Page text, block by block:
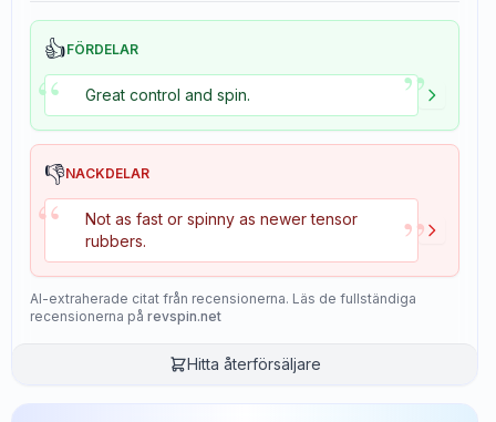
👍FÖRDELAR
“ Great control and spin. ”
👎NACKDELAR
“
Not as fast or spinny as newer tensor
rubbers.
”
AI-extraherade citat från recensionerna. Läs de fullständiga
recensionerna på revspin.net
Hitta återförsäljare